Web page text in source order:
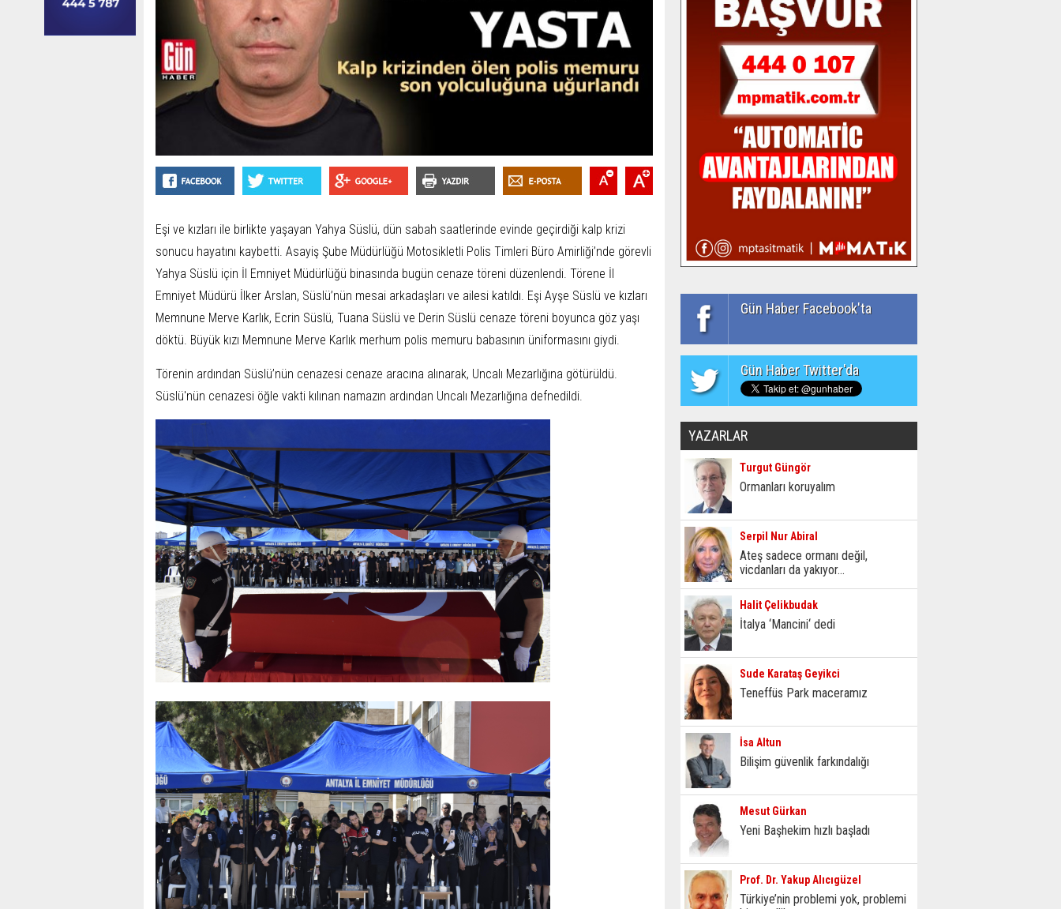
Eşi ve kızları ile birlikte yaşayan Yahya Süslü, dün sabah saatlerinde evinde geçirdiği kalp krizi
sonucu hayatını kaybetti. Asayiş Şube Müdürlüğü Motosikletli Polis Timleri Büro Amirliği’nde görevli
Yahya Süslü için İl Emniyet Müdürlüğü binasında bugün cenaze töreni düzenlendi. Törene İl
Emniyet Müdürü İlker Arslan, Süslü’nün mesai arkadaşları ve ailesi katıldı. Eşi Ayşe Süslü ve kızları
Memnune Merve Karlık, Ecrin Süslü, Tuana Süslü ve Derin Süslü cenaze töreni boyunca göz yaşı
döktü. Büyük kızı Memnune Merve Karlık merhum polis memuru babasının üniformasını giydi.
Törenin ardından Süslü’nün cenazesi cenaze aracına alınarak, Uncalı Mezarlığına götürüldü.
Süslü'nün cenazesi öğle vakti kılınan namazın ardından Uncalı Mezarlığına defnedildi.
Gün Haber Facebook'ta
Gün Haber Twitter'da
YAZARLAR
Turgut Güngör
Ormanları koruyalım
Serpil Nur Abiral
Ateş sadece ormanı değil,
vicdanları da yakıyor...
Halit Çelikbudak
İtalya ‘Mancini‘ dedi
Sude Karataş Geyikci
Teneffüs Park maceramız
İsa Altun
Bilişim güvenlik farkındalığı
Mesut Gürkan
Yeni Başhekim hızlı başladı
Prof. Dr. Yakup Alıcıgüzel
Türkiye’nin problemi yok, problemi